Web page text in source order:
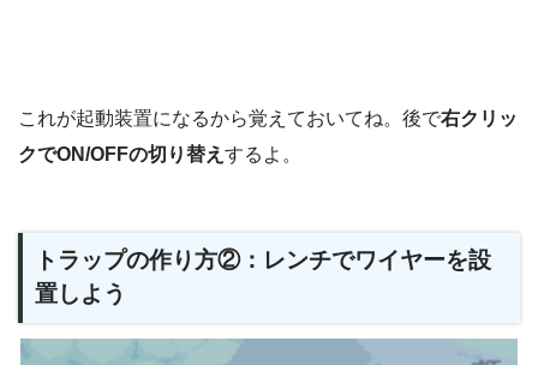
これが起動装置になるから覚えておいてね。後で右クリッ
クでON/OFFの切り替え するよ。
トラップの作り方②：レンチでワイヤーを設
置しよう